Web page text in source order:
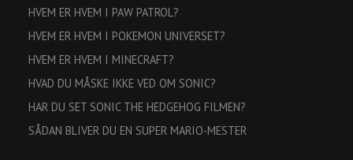
HVEM ER HVEM I PAW PATROL?
HVEM ER HVEM I POKEMON UNIVERSET?
HVEM ER HVEM I MINECRAFT?
HVAD DU MÅSKE IKKE VED OM SONIC?
HAR DU SET SONIC THE HEDGEHOG FILMEN?
SÅDAN BLIVER DU EN SUPER MARIO-MESTER